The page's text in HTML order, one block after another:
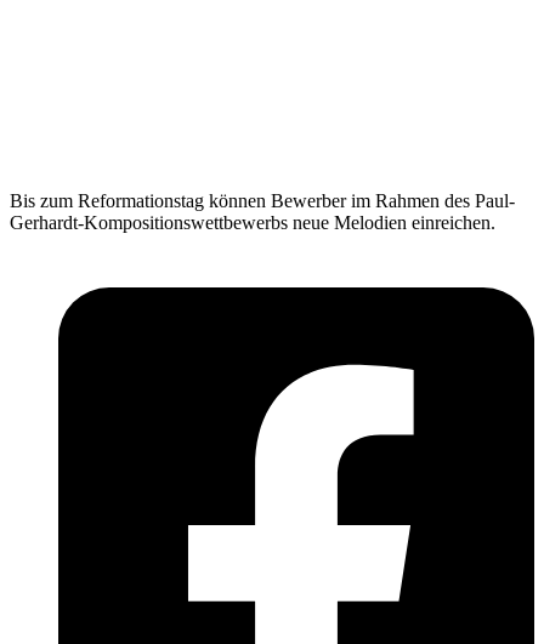
Bis zum Reformationstag können Bewerber im Rahmen des Paul-
Gerhardt-Kompositionswettbewerbs neue Melodien einreichen.